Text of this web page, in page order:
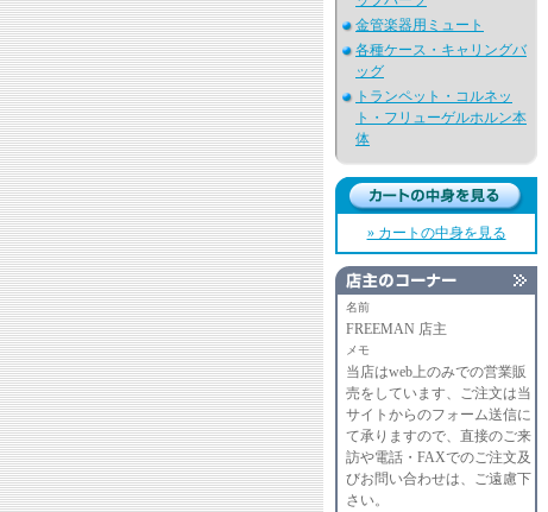
金管楽器用ミュート
各種ケース・キャリングバ
ッグ
トランペット・コルネッ
ト・フリューゲルホルン本
体
» カートの中身を見る
名前
FREEMAN 店主
メモ
当店はweb上のみでの営業販
売をしています、ご注文は当
サイトからのフォーム送信に
て承りますので、直接のご来
訪や電話・FAXでのご注文及
びお問い合わせは、ご遠慮下
さい。